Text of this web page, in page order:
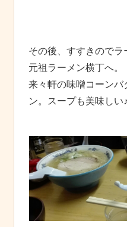
その後、すすきのでラ
元祖ラーメン横丁へ。
来々軒の味噌コーンバ
ン。スープも美味しい♪